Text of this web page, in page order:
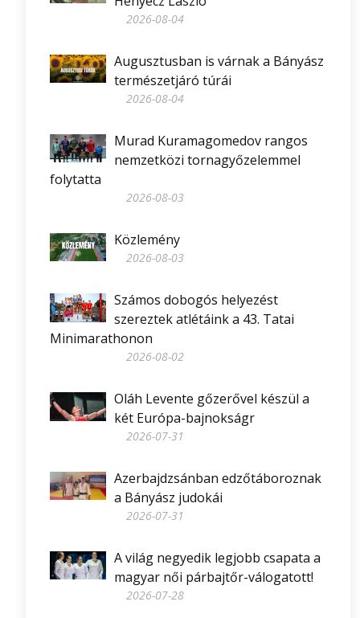
2026-08-04
Augusztusban is várnak a Bányász
természetjáró túrái
2026-08-04
Murad Kuramagomedov rangos
nemzetközi tornagyőzelemmel
folytatta
2026-08-03
Közlemény
2026-08-03
Számos dobogós helyezést
szereztek atlétáink a 43. Tatai
Minimarathonon
2026-08-02
Oláh Levente gőzerővel készül a
két Európa-bajnokságr
2026-07-31
Azerbajdzsánban edzőtáboroznak
a Bányász judokái
2026-07-31
A világ negyedik legjobb csapata a
magyar női párbajtőr-válogatott!
2026-07-28